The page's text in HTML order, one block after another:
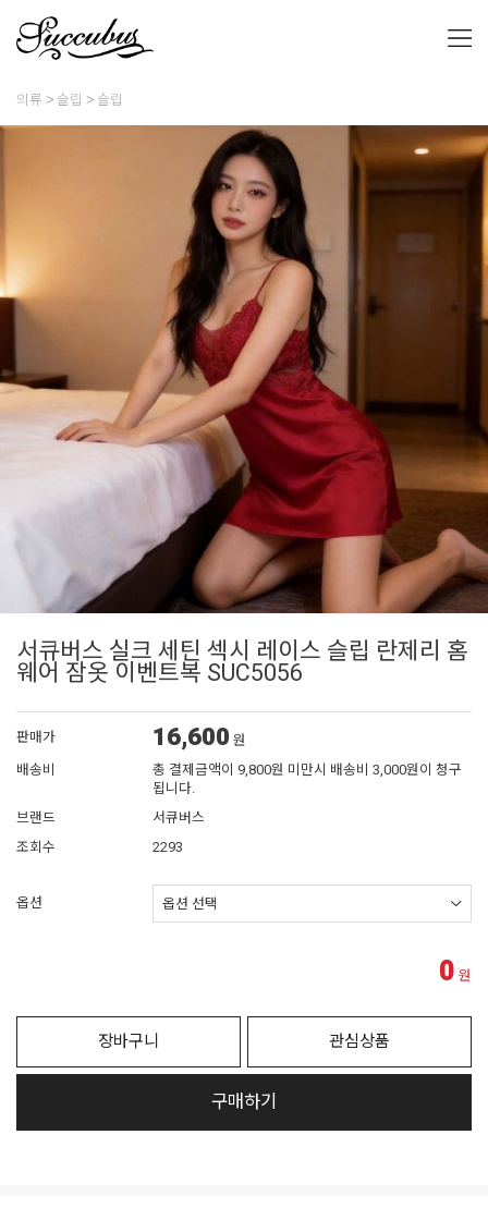
의류 슬립 슬립
서큐버스 실크 세틴 섹시 레이스 슬립 란제리 홈
웨어 잠옷 이벤트복 SUC5056
판매가 16,600 원
배송비
총 결제금액이 9,800원 미만시 배송비 3,000원이 청구
됩니다.
브랜드
서큐버스
조회수
2293
옵션
0 원
장바구니 관심상품
구매하기